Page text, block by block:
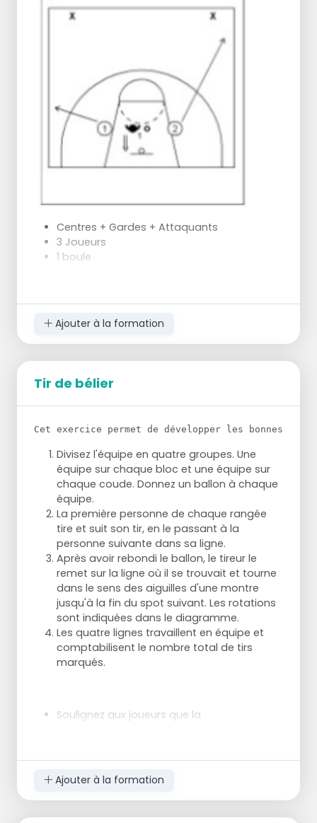
le terrain, le premier joueur passe sur le ring.
1 Le joueur se place dans le premier cerceau
et tire. Dans le panier est 1 point, se déplace
au 2ème cerceau et tire, 2 points si touché.
En cas d'échec, un cerceau de plus. Si vous
frappez, passez au 3ème cerceau.
Si vous touchez le 3ème cerceau, vous
marquez 3 points et vous pouvez rester et
tirer à nouveau.
Score maximum alors : 1-2-3-3-3-3-3=27
Sous le panier se tient le joueur de l'équipe
Après 10 tirs, le tireur et le rebondeur
N'oubliez pas votre score.
Après une séance (10 lancers chacun), ces
joueurs vont s'entraîner sur le terrain et la
les scores.
Points d'attention : technique de tir, action
Centres + Gardes + Attaquants
3 Joueurs
1 boule
Objectif :
Pour terminer un viaduc à deux.
carte de sortie de train
train running line flyer
Organisation :
position de sortie et demande le ballon
La voltigeuse s'élance vers la ligne médiane.
La mouche fait le tour du pion pour revenir
Ajouter à la formation
Tir de bélier
Cet exercice permet de développer les bonnes
Divisez l'équipe en quatre groupes. Une
équipe sur chaque bloc et une équipe sur
chaque coude. Donnez un ballon à chaque
équipe.
La première personne de chaque rangée
tire et suit son tir, en le passant à la
personne suivante dans sa ligne.
Après avoir rebondi le ballon, le tireur le
remet sur la ligne où il se trouvait et tourne
dans le sens des aiguilles d'une montre
jusqu'à la fin du spot suivant. Les rotations
sont indiquées dans le diagramme.
Les quatre lignes travaillent en équipe et
comptabilisent le nombre total de tirs
marqués.
Soulignez aux joueurs que la
Les joueurs doivent faire des passes
adaptées au match et leurs tirs doivent
également être effectués au niveau du
match.
La limite de temps de cet exercice peut être
Ajouter à la formation